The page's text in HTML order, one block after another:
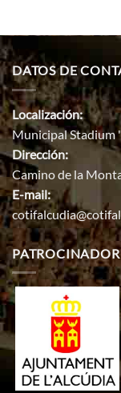
DATOS DE
Localización:
Municipal Stadium
Dirección:
Camino de la
E-mail: